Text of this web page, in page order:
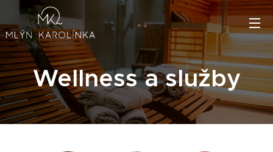
Wellness a služby